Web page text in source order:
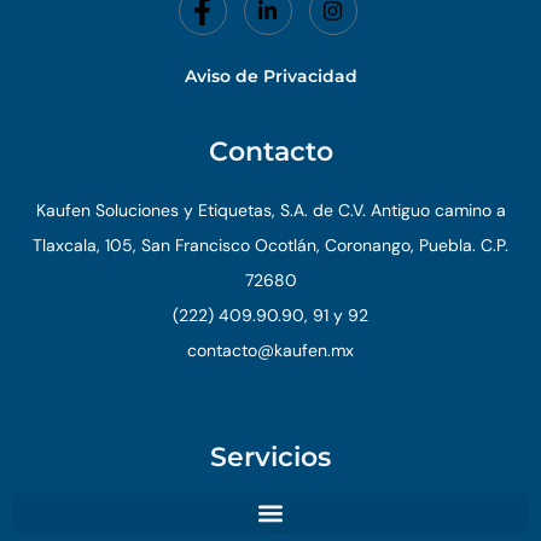
Aviso de Privacidad
Contacto
Kaufen Soluciones y Etiquetas, S.A. de C.V. Antiguo camino a
Tlaxcala, 105, San Francisco Ocotlán, Coronango, Puebla. C.P.
72680
(222) 409.90.90, 91 y 92
contacto@kaufen.mx
Servicios